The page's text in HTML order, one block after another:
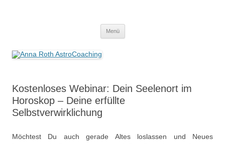
Menü
Kostenloses Webinar: Dein Seelenort im
Horoskop – Deine erfüllte
Selbstverwirklichung
Möchtest Du auch gerade Altes loslassen und Neues